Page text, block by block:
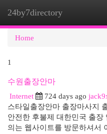
24by7directory
Home
1
수원출장안마
Internet
724 days ago
스타일출장안마 출장마사지
안전한 후불제 대한민국 출장
의는 웹사이트를 방문하셔서